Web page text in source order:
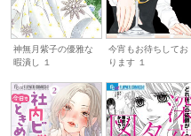
神無月紫子の優雅な
暇潰し １
今宵もお待ちしてお
ります １